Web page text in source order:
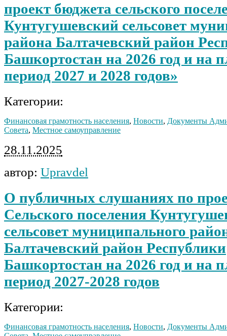
проект бюджета сельского
Кунтугушевский сельсовет
района Балтачевский район
Башкортостан на 2026 год и на
период 2027 и 2028 годов»
Категории:
Финансовая грамотность населения, Новости, Документы
Совета, Местное самоуправление
28.11.2025
автор: Upravdel
О публичных слушаниях по
Сельского поселения
сельсовет муниципального
Балтачевский район Республики
Башкортостан на 2026 год и на
период 2027-2028 годов
Категории:
Финансовая грамотность населения, Новости, Документы